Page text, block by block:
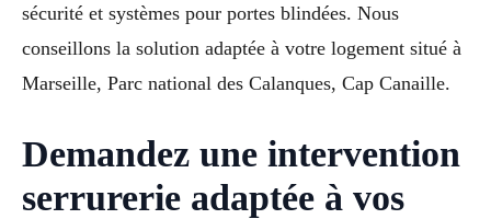
sécurité et systèmes pour portes blindées. Nous
conseillons la solution adaptée à votre logement situé à
Marseille, Parc national des Calanques, Cap Canaille.
Demandez une intervention
serrurerie adaptée à vos